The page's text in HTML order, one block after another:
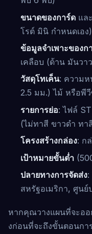
ขนาดของการ์ด แล
โรต์ มินิ กำหนดเอง)
ข้อมูลจำเพาะของก
เคลือบ (ด้าน มันวา
วัสดุโทเค็น: ความห
2.5 มม.) ไม้ หรือพี
รายการย่อ: ไฟล์
(ไม่ทาสี ขาวดำ ทา
โครงสร้างกล่อง: ก
เป้าหมายขั้นต่ำ
ปลายทางการจัดส่ง:
สหรัฐอเมริกา, ศูน
หากคุณวางแผนที่จะอ
งก่อนที่จะถึงขั้นตอนกา